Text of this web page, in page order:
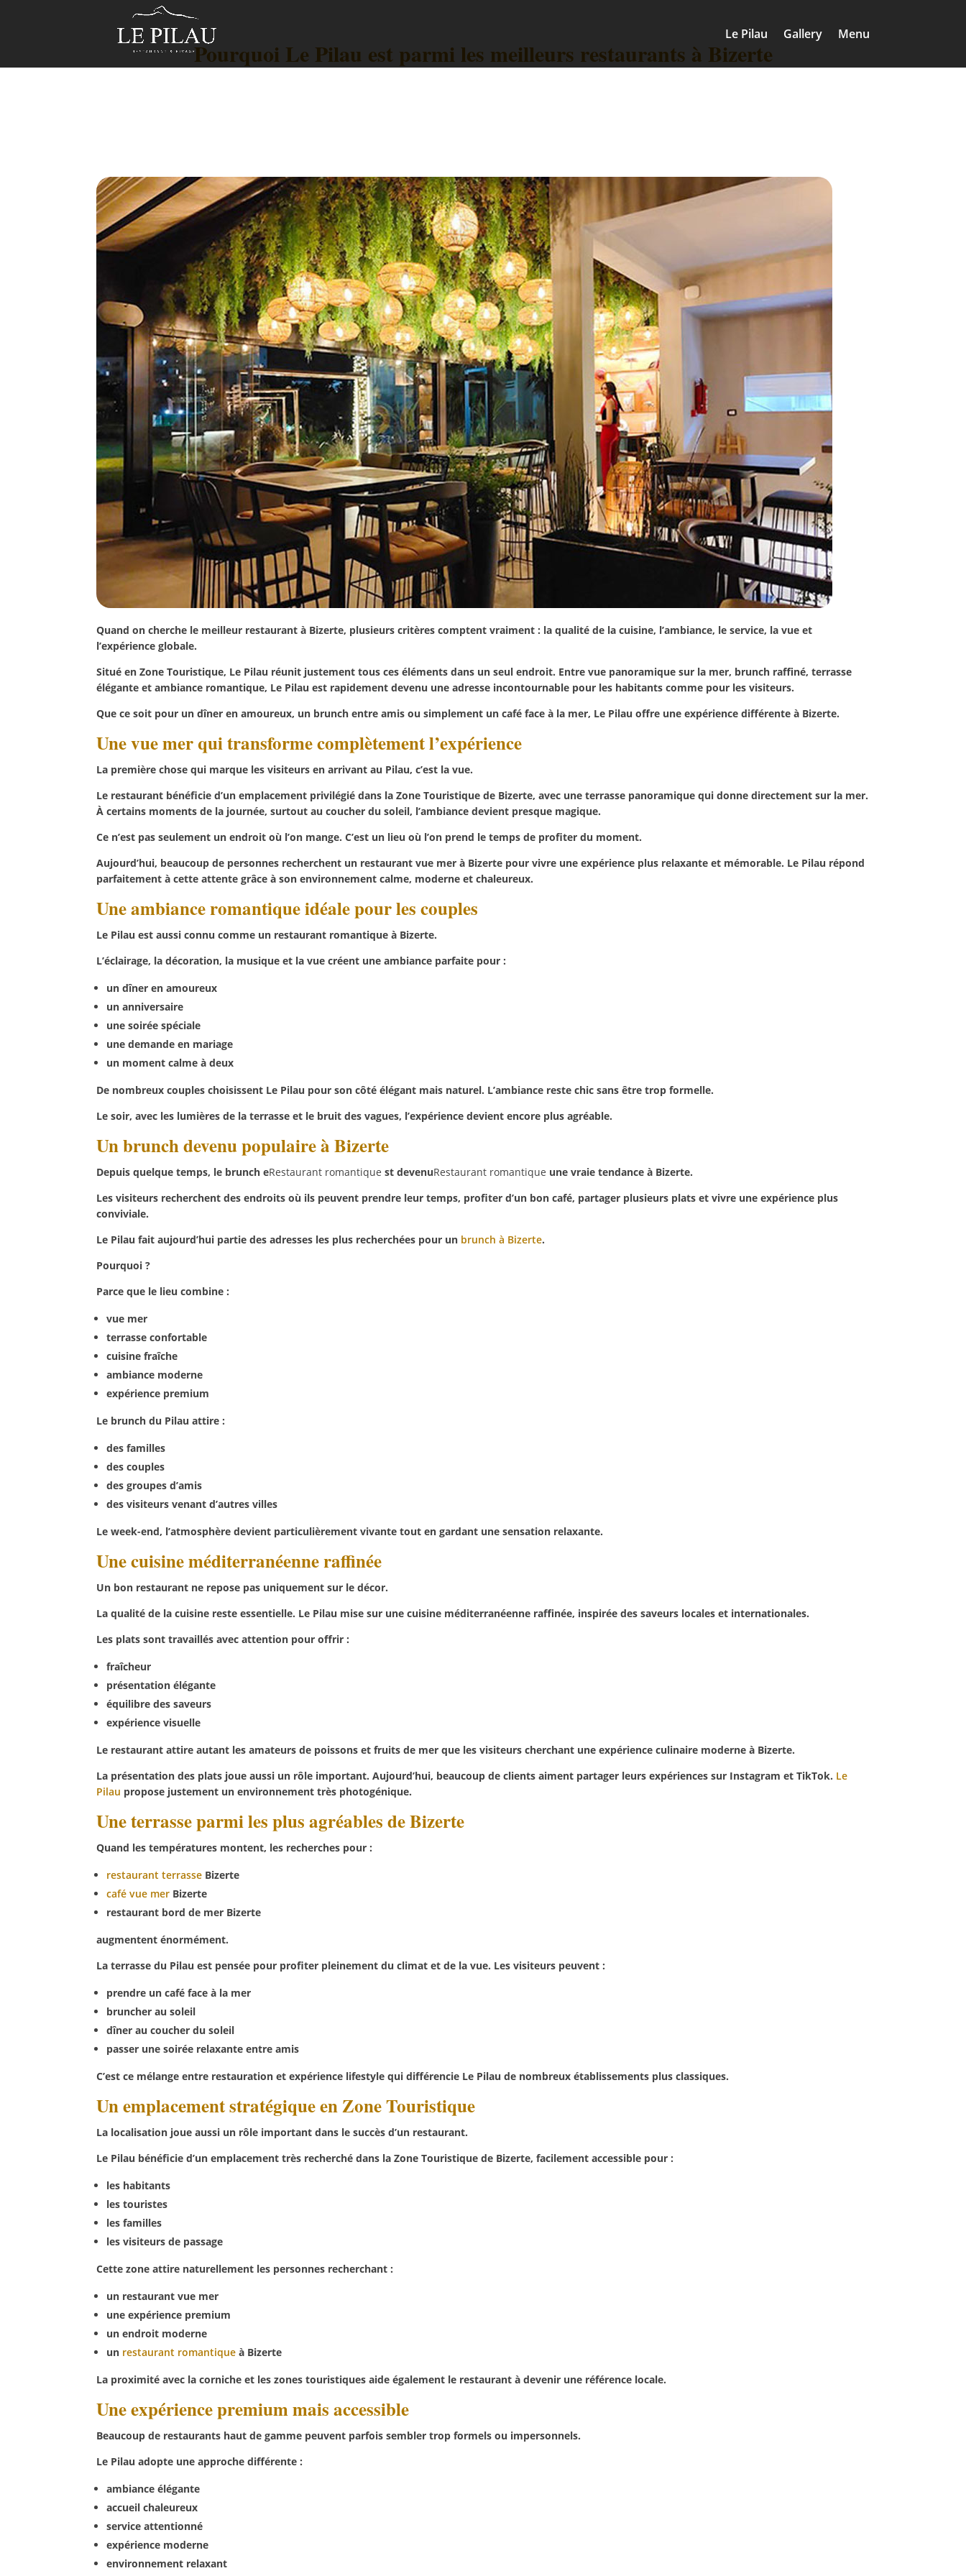
Le Pilau Gallery Menu
Pourquoi Le Pilau est parmi les meilleurs restaurants à Bizerte
Quand on cherche le meilleur restaurant à Bizerte, plusieurs critères comptent vraiment : la qualité de la cuisine, l’ambiance, le service, la vue et
l’expérience globale.
Situé en Zone Touristique, Le Pilau réunit justement tous ces éléments dans un seul endroit. Entre vue panoramique sur la mer, brunch raffiné, terrasse
élégante et ambiance romantique, Le Pilau est rapidement devenu une adresse incontournable pour les habitants comme pour les visiteurs.
Que ce soit pour un dîner en amoureux, un brunch entre amis ou simplement un café face à la mer, Le Pilau offre une expérience différente à Bizerte.
Une vue mer qui transforme complètement l’expérience
La première chose qui marque les visiteurs en arrivant au Pilau, c’est la vue.
Le restaurant bénéficie d’un emplacement privilégié dans la Zone Touristique de Bizerte, avec une terrasse panoramique qui donne directement sur la mer.
À certains moments de la journée, surtout au coucher du soleil, l’ambiance devient presque magique.
Ce n’est pas seulement un endroit où l’on mange. C’est un lieu où l’on prend le temps de profiter du moment.
Aujourd’hui, beaucoup de personnes recherchent un restaurant vue mer à Bizerte pour vivre une expérience plus relaxante et mémorable. Le Pilau répond
parfaitement à cette attente grâce à son environnement calme, moderne et chaleureux.
Une ambiance romantique idéale pour les couples
Le Pilau est aussi connu comme un restaurant romantique à Bizerte.
L’éclairage, la décoration, la musique et la vue créent une ambiance parfaite pour :
un dîner en amoureux
un anniversaire
une soirée spéciale
une demande en mariage
un moment calme à deux
De nombreux couples choisissent Le Pilau pour son côté élégant mais naturel. L’ambiance reste chic sans être trop formelle.
Le soir, avec les lumières de la terrasse et le bruit des vagues, l’expérience devient encore plus agréable.
Un brunch devenu populaire à Bizerte
Depuis quelque temps, le brunch eRestaurant romantiquest devenuRestaurant romantique une vraie tendance à Bizerte.
Les visiteurs recherchent des endroits où ils peuvent prendre leur temps, profiter d’un bon café, partager plusieurs plats et vivre une expérience plus
conviviale.
Le Pilau fait aujourd’hui partie des adresses les plus recherchées pour un brunch à Bizerte.
Pourquoi ?
Parce que le lieu combine :
vue mer
terrasse confortable
cuisine fraîche
ambiance moderne
expérience premium
Le brunch du Pilau attire :
des familles
des couples
des groupes d’amis
des visiteurs venant d’autres villes
Le week-end, l’atmosphère devient particulièrement vivante tout en gardant une sensation relaxante.
Une cuisine méditerranéenne raffinée
Un bon restaurant ne repose pas uniquement sur le décor.
La qualité de la cuisine reste essentielle. Le Pilau mise sur une cuisine méditerranéenne raffinée, inspirée des saveurs locales et internationales.
Les plats sont travaillés avec attention pour offrir :
fraîcheur
présentation élégante
équilibre des saveurs
expérience visuelle
Le restaurant attire autant les amateurs de poissons et fruits de mer que les visiteurs cherchant une expérience culinaire moderne à Bizerte.
La présentation des plats joue aussi un rôle important. Aujourd’hui, beaucoup de clients aiment partager leurs expériences sur Instagram et TikTok. Le
Pilau propose justement un environnement très photogénique.
Une terrasse parmi les plus agréables de Bizerte
Quand les températures montent, les recherches pour :
restaurant terrasse Bizerte
café vue mer Bizerte
restaurant bord de mer Bizerte
augmentent énormément.
La terrasse du Pilau est pensée pour profiter pleinement du climat et de la vue. Les visiteurs peuvent :
prendre un café face à la mer
bruncher au soleil
dîner au coucher du soleil
passer une soirée relaxante entre amis
C’est ce mélange entre restauration et expérience lifestyle qui différencie Le Pilau de nombreux établissements plus classiques.
Un emplacement stratégique en Zone Touristique
La localisation joue aussi un rôle important dans le succès d’un restaurant.
Le Pilau bénéficie d’un emplacement très recherché dans la Zone Touristique de Bizerte, facilement accessible pour :
les habitants
les touristes
les familles
les visiteurs de passage
Cette zone attire naturellement les personnes recherchant :
un restaurant vue mer
une expérience premium
un endroit moderne
un restaurant romantique à Bizerte
La proximité avec la corniche et les zones touristiques aide également le restaurant à devenir une référence locale.
Une expérience premium mais accessible
Beaucoup de restaurants haut de gamme peuvent parfois sembler trop formels ou impersonnels.
Le Pilau adopte une approche différente :
ambiance élégante
accueil chaleureux
service attentionné
expérience moderne
environnement relaxant